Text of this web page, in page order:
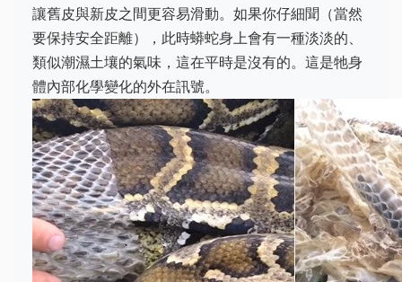
讓舊皮與新皮之間更容易滑動。如果你仔細聞（當然
要保持安全距離），此時蟒蛇身上會有一種淡淡的、
類似潮濕土壤的氣味，這在平時是沒有的。這是牠身
體內部化學變化的外在訊號。